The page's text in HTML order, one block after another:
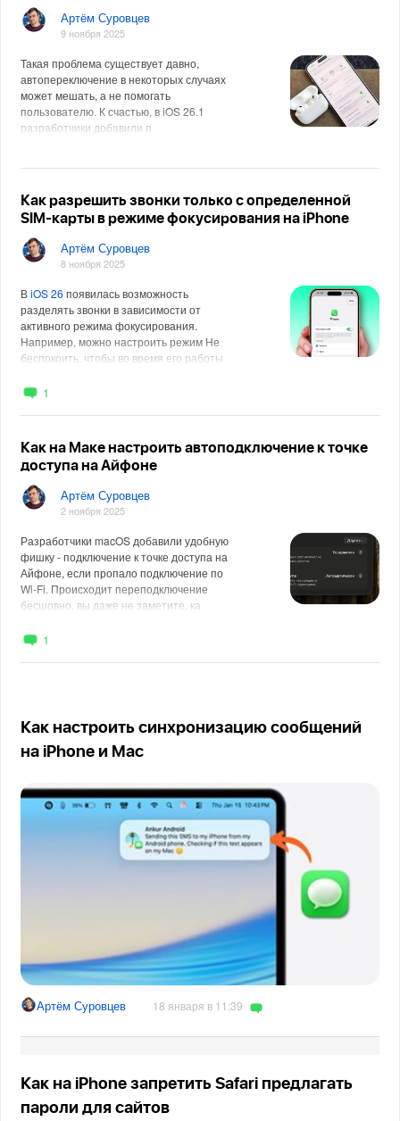
Артём Суровцев
9 ноября 2025
Такая проблема существует давно,
автопереключение в некоторых случаях
может мешать, а не помогать
пользователю. К счастью, в iOS 26.1
разработчики добавили п
Как разрешить звонки только с определенной
SIM-карты в режиме фокусирования на iPhone
Артём Суровцев
8 ноября 2025
ВiOS 26 появилась возможность
разделять звонки в зависимости от
активного режима фокусирования.
Например, можно настроить режим Не
беспокоить, чтобы во время его работы
1
Как на Маке настроить автоподключение к точке
доступа на Айфоне
Артём Суровцев
2 ноября 2025
Разработчики macOS добавили удобную
фишку - подключение к точке доступа на
Айфоне, если пропало подключение по
Wi-Fi. Происходит переподключение
бесшовно, вы даже не заметите, ка
1
Как настроить синхронизацию сообщений
на iPhone и Mac
Артём Суровцев 18 января в 11:39
Как на iPhone запретить Safari предлагать
пароли для сайтов